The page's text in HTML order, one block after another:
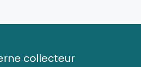
collecteur